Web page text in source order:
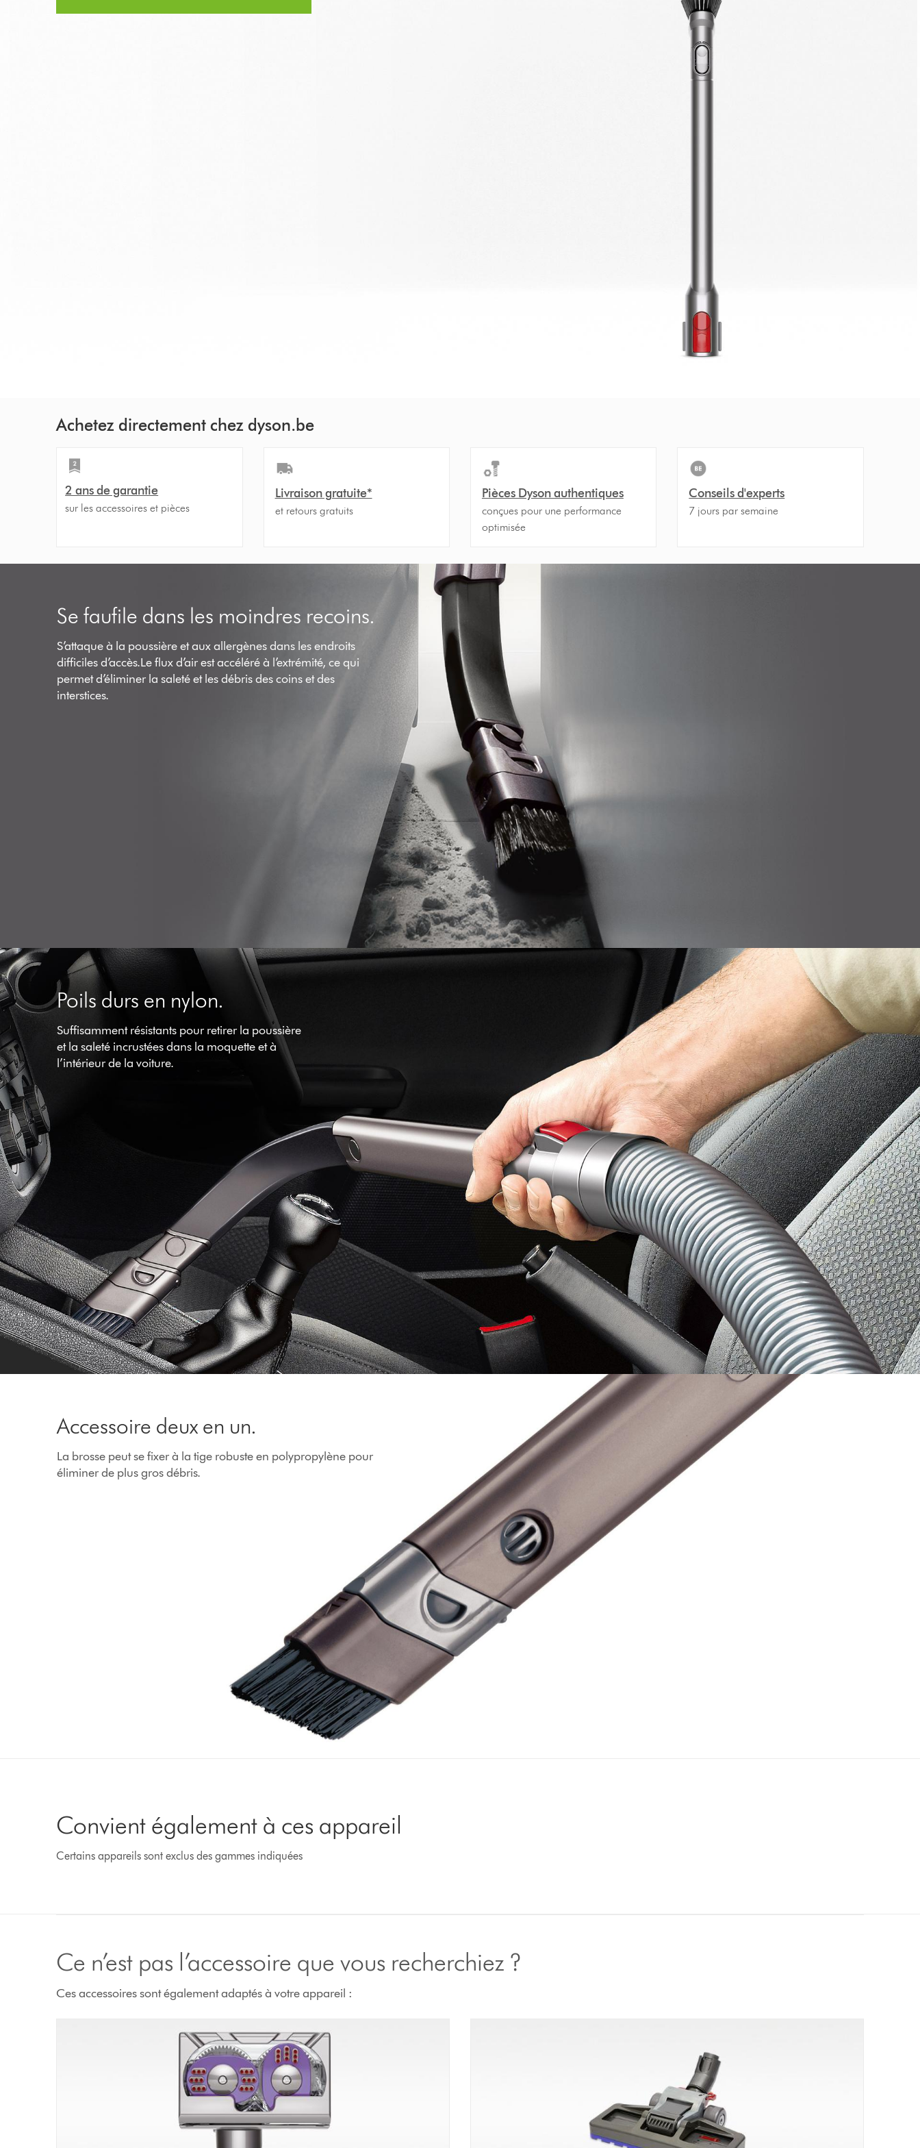
Achetez directement chez dyson.be
2 ans de garantie
sur les accessoires et pièces
Livraison gratuite*
et retours gratuits
Pièces Dyson authentiques
conçues pour une performance
optimisée
Conseils d'experts
7 jours par semaine
Se faufile dans les moindres recoins.
S’attaque à la poussière et aux allergènes dans les endroits
difficiles d’accès.Le flux d’air est accéléré à l’extrémité, ce qui
permet d’éliminer la saleté et les débris des coins et des
interstices.
Poils durs en nylon.
Suffisamment résistants pour retirer la poussière
et la saleté incrustées dans la moquette et à
l’intérieur de la voiture.
Accessoire deux en un.
La brosse peut se fixer à la tige robuste en polypropylène pour
éliminer de plus gros débris.
Convient également à ces appareil
Certains appareils sont exclus des gammes indiquées
Ce n’est pas l’accessoire que vous recherchiez ?
Ces accessoires sont également adaptés à votre appareil :